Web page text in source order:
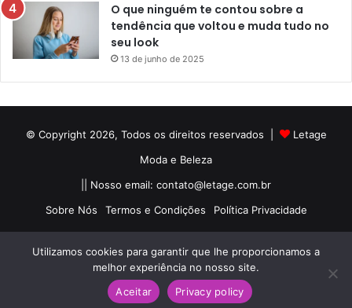
O que ninguém te contou sobre a
tendência que voltou e muda tudo no
seu look
13 de junho de 2025
© Copyright 2026, Todos os direitos reservados |
Letage
Moda e Beleza
|| Nosso email: contato@letage.com.br
Sobre Nós
Termos e Condições Política Privacidade
FacebookPinterestInstagram
Utilizamos cookies para garantir que lhe proporcionamos a
melhor experiência no nosso site.
Aceitar
Privacy policy